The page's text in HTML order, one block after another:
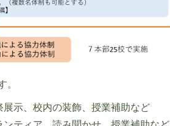
。
示、校内の装飾、授業補助など